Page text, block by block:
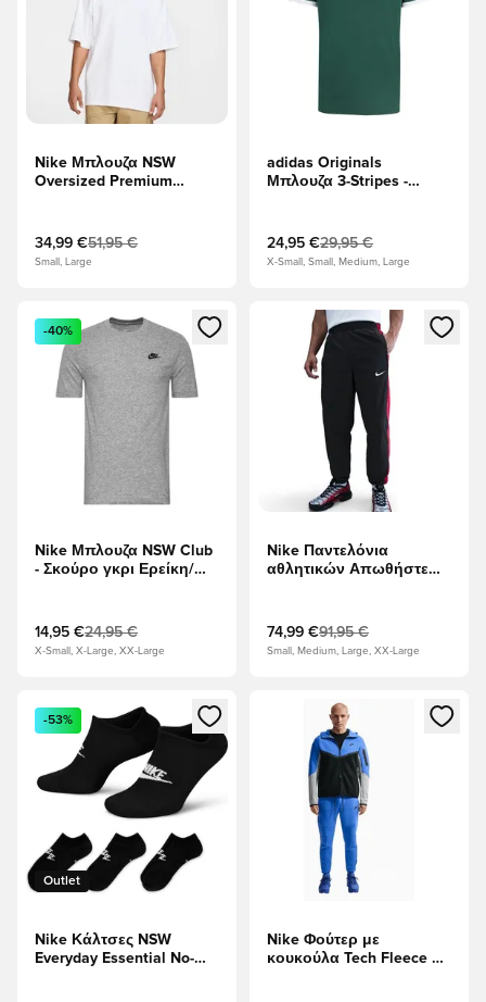
Nike Μπλουζα NSW
Oversized Premium
34,99 €51,95 €
Small, Large
adidas Originals
Μπλουζα 3-Stripes -
24,95 €29,95 €
X-Small, Small, Medium, Large
Ανοίγει ένα Modal για να συνδεθείτε ή να εγγραφείτε ως
-40%
Nike Μπλουζα NSW Club
- Σκούρο γκρι Ερείκη/
14,95 €24,95 €
X-Small, X-Large, XX-Large
Ανοίγει ένα Modal για να
Nike Παντελόνια
αθλητικών Απωθήστε
Πανιά
74,99 €91,95 €
Small, Medium, Large, XX-Large
Ανοίγει ένα Modal για να συνδεθείτε ή να εγγραφείτε ως
Outlet
-53%
Nike Κάλτσες NSW
Everyday Essential No-
Ανοίγει ένα Modal για να
Nike Φούτερ με
κουκούλα Tech Fleece FZ